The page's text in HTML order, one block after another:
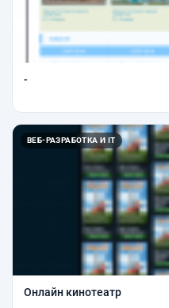
-
ВЕБ-РАЗРАБОТКА И IT
Онлайн кинотеатр